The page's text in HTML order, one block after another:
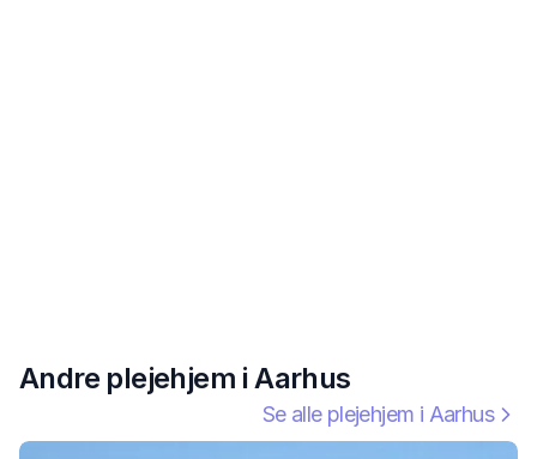
Andre plejehjem iAarhus
Se alle plejehjem i Aarhus